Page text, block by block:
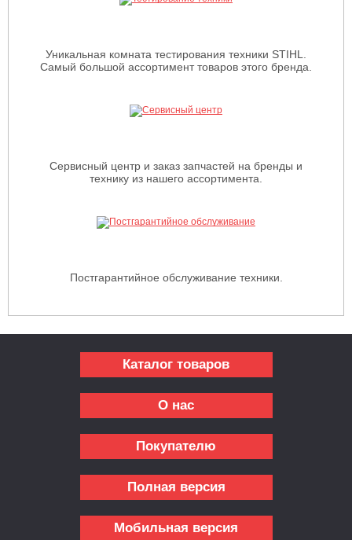
Уникальная комната тестирования техники STIHL.
Самый большой ассортимент товаров этого бренда.
Сервисный центр и заказ запчастей на бренды и
технику из нашего ассортимента.
Постгарантийное обслуживание техники.
Каталог товаров
О нас
Покупателю
Полная версия
Мобильная версия